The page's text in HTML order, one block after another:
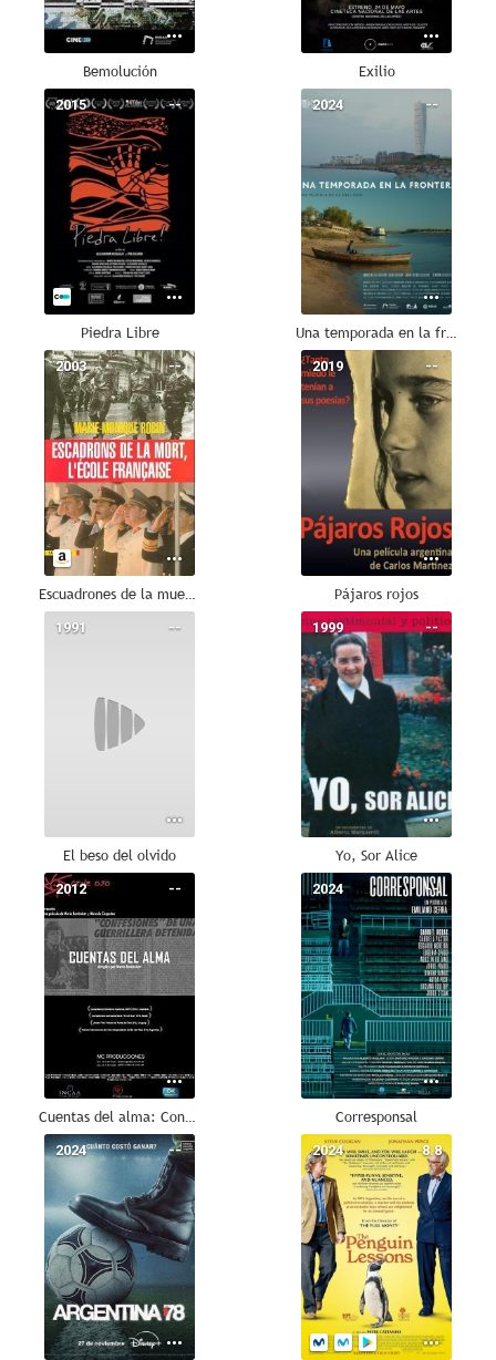
Bemolución Exilio
--
2015
Piedra Libre
--
2024
Una temporada en la frontera
--
2003
Escuadrones de la muerte: La escuela francesa
--
2019
Pájaros rojos
--
1991
El beso del olvido
--
1999
Yo, Sor Alice
--
2012
Cuentas del alma: Confesiones de una guerrillera
--
2024
Corresponsal
--
2024 8.8
2024